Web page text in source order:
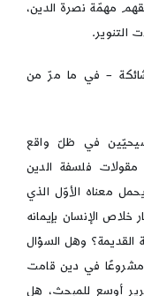
مهمّة نصرة الدين،
التنوير.
– في ما مرّ من
في ظلّ واقع
مقولات فلسفة الدين
معناه الأوّل الذي
خلاص الإنسان بإيمانه
القديمة؟ وهل السؤال
مشروعًا في دين قامت
أوسع للمبحث، هل